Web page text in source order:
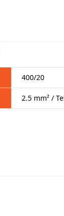
400/20
2.5 mm² /